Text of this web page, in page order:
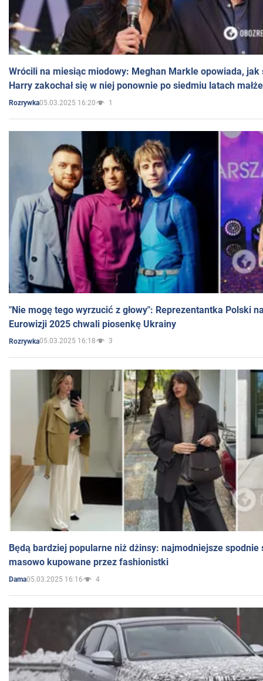
Wrócili na miesiąc miodowy: Meghan Markle opowiada, jak
Harry zakochał się w niej ponownie po siedmiu latach
Rozrywka05.03.2025 16:20 1
"Nie mogę tego wyrzucić z głowy": Reprezentantka Polski
Eurowizji 2025 chwali piosenkę Ukrainy
Rozrywka05.03.2025 16:18 3
Będą bardziej popularne niż dżinsy: najmodniejsze spodnie
masowo kupowane przez fashionistki
Dama05.03.2025 16:16 4